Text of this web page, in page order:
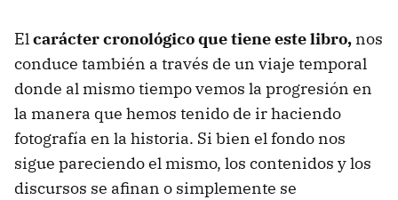
Elcarácter cronológico que tiene este libro, nos
conduce también a través de un viaje temporal
donde al mismo tiempo vemos la progresión en
la manera que hemos tenido de ir haciendo
fotografía en la historia. Si bien el fondo nos
sigue pareciendo el mismo, los contenidos y los
discursos se afinan o simplemente se